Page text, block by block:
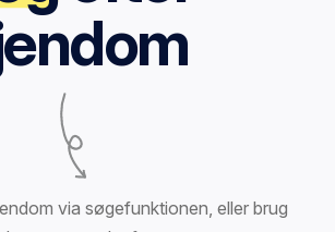
via søgefunktionen, eller brug